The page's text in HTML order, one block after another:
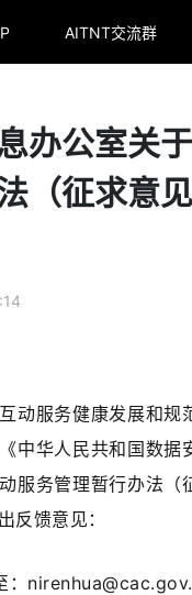
AITNT交流群
办公室关
（征求意
动服务健康发展和
中华人民共和国数
服务管理暂行办法
反馈意见：
：